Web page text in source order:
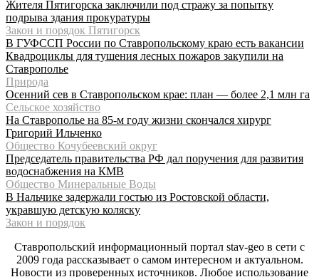
Жителя Пятигорска заключили под стражу за попытку
подрыва здания прокуратуры
Закон и порядок Пятигорск
В ГУФССП России по Ставропольскому краю есть вакансии
Квадроциклы для тушения лесных пожаров закупили на
Ставрополье
Природа
Осенний сев в Ставропольском крае: план — более 2,1 млн га
Сельское хозяйство
На Ставрополье на 85-м году жизни скончался хирург
Григорий Ильченко
Общество Кочубеевский округ
Председатель правительства РФ дал поручения для развития
водоснабжения на КМВ
Общество Минеральные Воды
В Нальчике задержали гостью из Ростовской области,
укравшую детскую коляску
Закон и порядок
Ставропольский информационный портал stav-geo в сети с
2009 года рассказывает о самом интересном и актуальном.
Новости из проверенных источников. Любое использование